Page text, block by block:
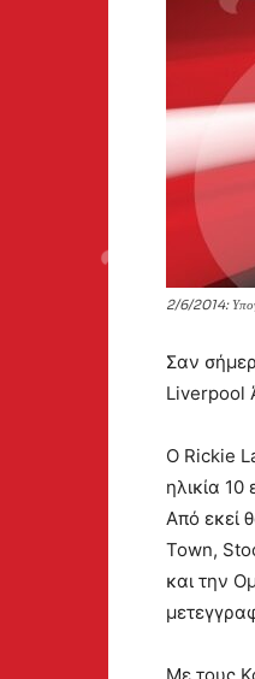
2/6/2014:
Σαν
Liverpool
Ο Rickie
ηλικία
Από εκεί
Town,
και την